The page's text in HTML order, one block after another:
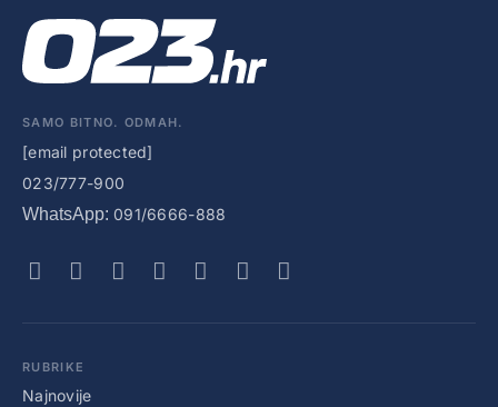
SAMO BITNO. ODMAH.
[email protected]
023/777-900
WhatsApp: 091/6666-888
RUBRIKE
Najnovije